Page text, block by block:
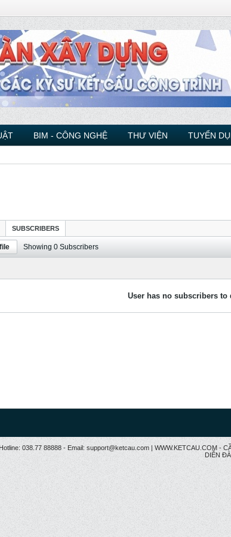
BIM - CÔNG NGHỆ THƯ VIỆN TUYỂN
SUBSCRIBERS
Showing 0 Subscribers
User has no subscribers to
038.77 88888 - Email: support@ketcau.com | WWW.KETCAU.COM -
DIỄN